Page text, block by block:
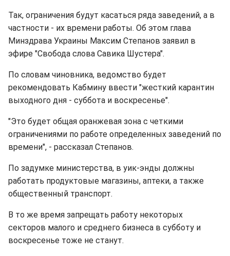
Так, ограничения будут касаться ряда заведений, а в
частности - их времени работы. Об этом глава
Минздрава Украины Максим Степанов заявил в
эфире "Свобода слова Савика Шустера".
По словам чиновника, ведомство будет
рекомендовать Кабмину ввести "жесткий карантин
выходного дня - суббота и воскресенье".
"Это будет общая оранжевая зона с четкими
ограничениями по работе определенных заведений по
времени", - рассказал Степанов.
По задумке министерства, в уик-энды должны
работать продуктовые магазины, аптеки, а также
общественный транспорт.
В то же время запрещать работу некоторых
секторов малого и среднего бизнеса в субботу и
воскресенье тоже не станут.